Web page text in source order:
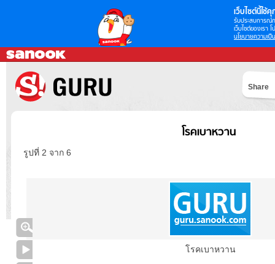
เว็บไซต์นี้ใช้คุ
รับประสบการณ์
เว็บไซต์ของเรา
นโยบายความเป็
Share
โรคเบาหวาน
รูปที่ 2 จาก 6
โรคเบาหวาน